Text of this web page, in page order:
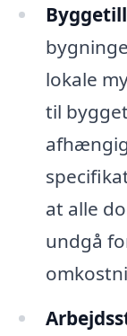
lokale
til
at alle
undgå